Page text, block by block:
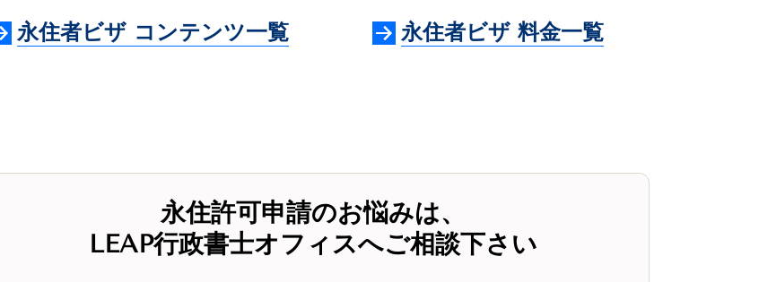
永住者ビザ コンテンツ一覧 永住者ビザ 料金一覧
永住許可申請のお悩みは、
LEAP行政書士オフィスへご相談下さい